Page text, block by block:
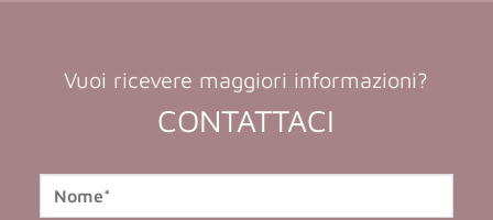
Vuoi ricevere maggiori informazioni?
CONTATTACI